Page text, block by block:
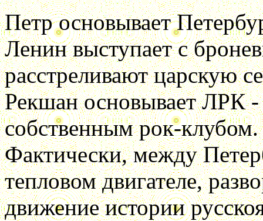
Петр основывает
Ленин выступает с
расстреливают царскую
Рекшан основывает ЛРК -
собственным рок-клубом.
Фактически, между
тепловом двигателе,
движение истории